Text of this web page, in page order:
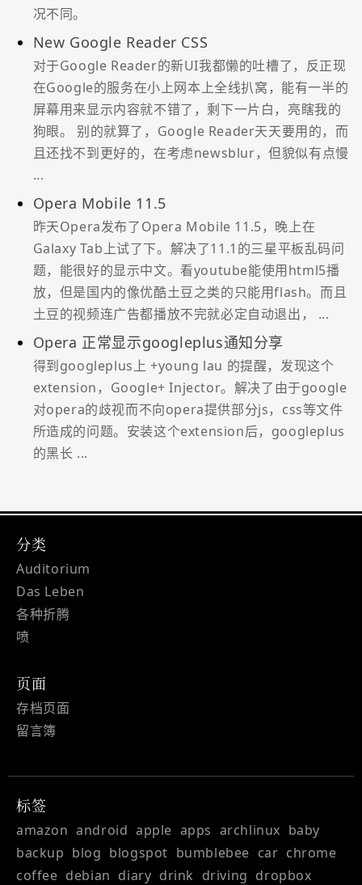
况不同。
New Google Reader CSS
对于Google Reader的新UI我都懒的吐槽了，反正现
在Google的服务在小上网本上全线扒窝，能有一半的
屏幕用来显示内容就不错了，剩下一片白，亮瞎我的
狗眼。 别的就算了，Google Reader天天要用的，而
且还找不到更好的，在考虑newsblur，但貌似有点慢
...
Opera Mobile 11.5
昨天Opera发布了Opera Mobile 11.5，晚上在
Galaxy Tab上试了下。解决了11.1的三星平板乱码问
题，能很好的显示中文。看youtube能使用html5播
放，但是国内的像优酷土豆之类的只能用flash。而且
土豆的视频连广告都播放不完就必定自动退出， ...
Opera 正常显示googleplus通知分享
得到googleplus上 +young lau 的提醒，发现这个
extension，Google+ Injector。解决了由于google
对opera的歧视而不向opera提供部分js，css等文件
所造成的问题。安装这个extension后，googleplus
的黑长 ...
分类
Auditorium
Das Leben
各种折腾
喷
页面
存档页面
留言簿
标签
amazon android apple apps archlinux baby
backup blog blogspot bumblebee car chrome
coffee debian diary drink driving dropbox